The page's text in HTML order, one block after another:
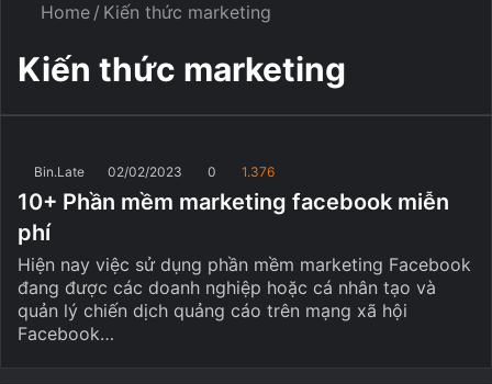
Home / Kiến thức marketing
Kiến thức marketing
Bin.Late 02/02/2023 0 1.376
10+ Phần mềm marketing facebook miễn
phí
Hiện nay việc sử dụng phần mềm marketing Facebook
đang được các doanh nghiệp hoặc cá nhân tạo và
quản lý chiến dịch quảng cáo trên mạng xã hội
Facebook…